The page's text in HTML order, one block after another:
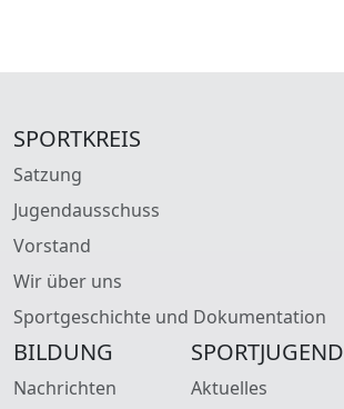
SPORTKREIS
Satzung
Jugendausschuss
Vorstand
Wir über uns
Sportgeschichte und Dokumentation
BILDUNG
Nachrichten
SPORTJUGEND
Aktuelles